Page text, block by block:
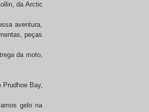
da Arctic
aventura,
peças
da moto,
Prudhoe Bay,
gelo na